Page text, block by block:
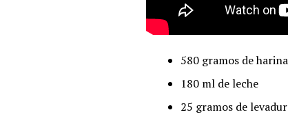
580 gramos de
180 ml de leche
25 gramos de